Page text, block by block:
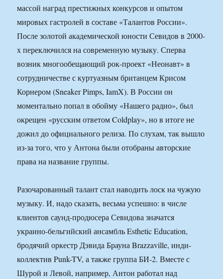
массой наград престижных конкурсов и опытом
мировых гастролей в составе «Талантов России».
После золотой академической юности Севидов в 2000-
х переключился на современную музыку. Сперва
возник многообещающий рок-проект «Неонавт» в
сотрудничестве с куртуазным британцем Крисом
Корнером (Sneaker Pimps, IamX). В России он
моментально попал в обойму «Нашего радио», был
окрещен «русским ответом Coldplay», но в итоге не
дожил до официального релиза. По слухам, так вышло
из-за того, что у Антона были отобраны авторские
права на название группы.
Разочарованный талант стал наводить лоск на чужую
музыку. И, надо сказать, весьма успешно: в числе
клиентов саунд-продюсера Севидова значатся
украино-бельгийский ансамбль Esthetic Education,
бродячий оркестр Дэвида Брауна Brazzaville, инди-
коллектив Punk-TV, а также группа БИ-2. Вместе с
Шурой и Левой, например, Антон работал над